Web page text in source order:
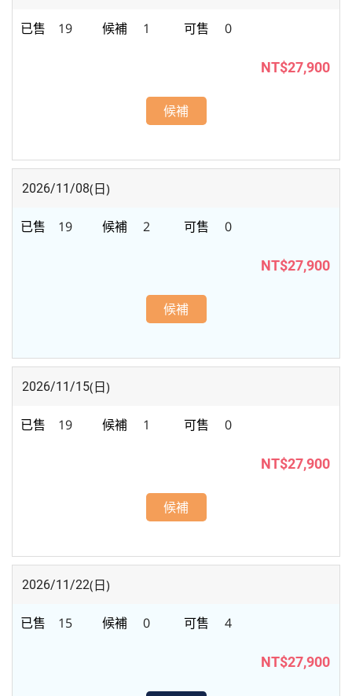
19 1 0
NT$27,900
候補
2026/11/08(日)
19 2 0
NT$27,900
候補
2026/11/15(日)
19 1 0
NT$27,900
候補
2026/11/22(日)
15 0 4
NT$27,900